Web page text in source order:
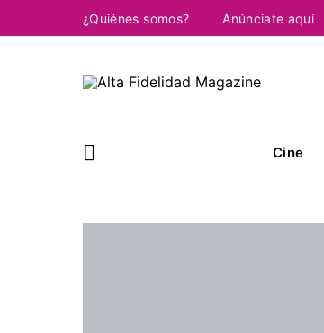
¿Quiénes somos? Anúnciate aquí
Cine